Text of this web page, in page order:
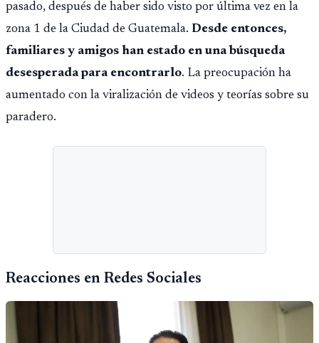
pasado, después de haber sido visto por última vez en la
zona 1 de la Ciudad de Guatemala. Desde entonces,
familiares y amigos han estado en una búsqueda
desesperada para encontrarlo. La preocupación ha
aumentado con la viralización de videos y teorías sobre su
paradero.
Reacciones en Redes Sociales